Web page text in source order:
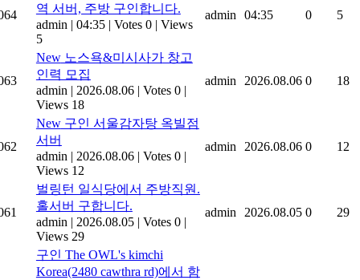
역 서버, 주방 구인합니다.
admin | 04:35 | Votes 0 | Views
5
admin 04:35 0 5
New노스욕&미시사가 창고
인력 모집
admin | 2026.08.06 | Votes 0 |
Views 18
admin 2026.08.06 0 18
New구인 서울감자탕 옥빌점
서버
admin | 2026.08.06 | Votes 0 |
Views 12
admin 2026.08.06 0 12
벌링턴 일식당에서 주방직원.
홀서버 구합니다.
admin | 2026.08.05 | Votes 0 |
Views 29
admin 2026.08.05 0 29
구인 The OWL's kimchi
Korea(2480 cawthra rd)에서 함